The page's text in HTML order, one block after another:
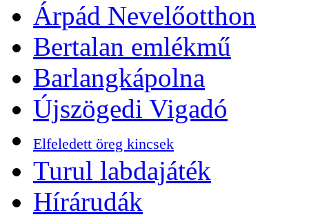
Árpád Nevelőotthon
Bertalan emlékmű
Barlangkápolna
Újszögedi Vigadó
Elfeledett öreg kincsek
Turul labdajáték
Hírárudák